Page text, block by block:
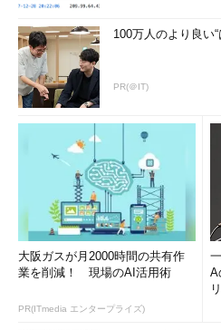
100万人のより良い
PR(＠IT)
大阪ガスが月2000時間の共有作
業を削減！ 現場のAI活用術
PR(ITmedia エンタープライズ)
A